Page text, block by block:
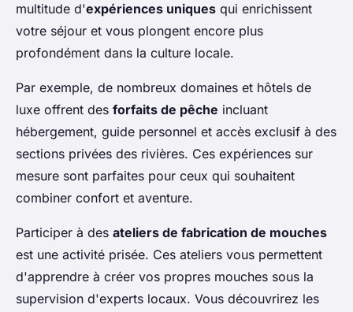
multitude d'expériences uniques qui enrichissent
votre séjour et vous plongent encore plus
profondément dans la culture locale.
Par exemple, de nombreux domaines et hôtels de
luxe offrent des forfaits de pêche incluant
hébergement, guide personnel et accès exclusif à des
sections privées des rivières. Ces expériences sur
mesure sont parfaites pour ceux qui souhaitent
combiner confort et aventure.
Participer à des ateliers de fabrication de mouches
est une activité prisée. Ces ateliers vous permettent
d'apprendre à créer vos propres mouches sous la
supervision d'experts locaux. Vous découvrirez les